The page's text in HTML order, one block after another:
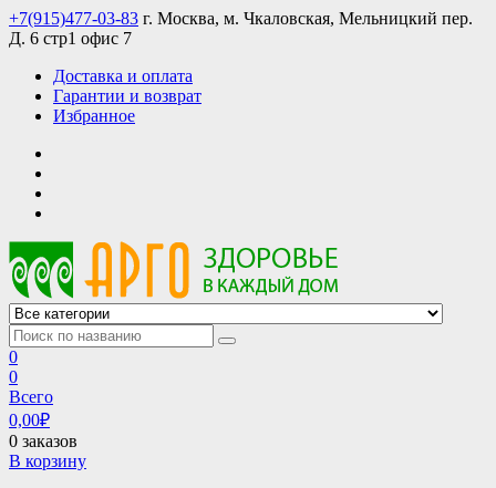
Skip
to
+7(915)477-03-83 г. Москва, м. Чкаловская, Мельницкий пер.
Д. 6 стр1 офис 7
Доставка и оплата
Гарантии и возврат
Избранное
АРГО интернет магазин, доставка в Москве и по всей России
АРГО каталог каталог продукции, официальные цены
0
0
Всего
0,00₽
0 заказов
В корзину